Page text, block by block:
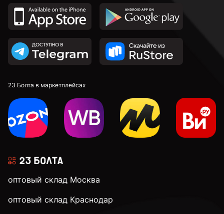
23 Болта в маркетплейсах
оптовый склад Москва
оптовый склад Краснодар